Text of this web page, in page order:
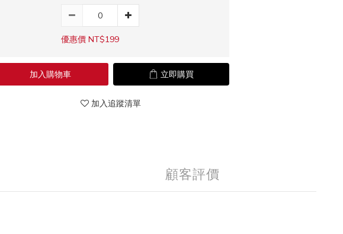
優惠價 NT$199
加入購物車 立即購買
加入追蹤清單
顧客評價